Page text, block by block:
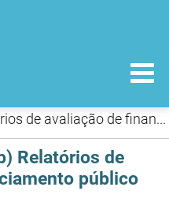
Alecensa (alectinib) Relatórios de avaliação de financiamento público | Deferimento
Relatórios de
público